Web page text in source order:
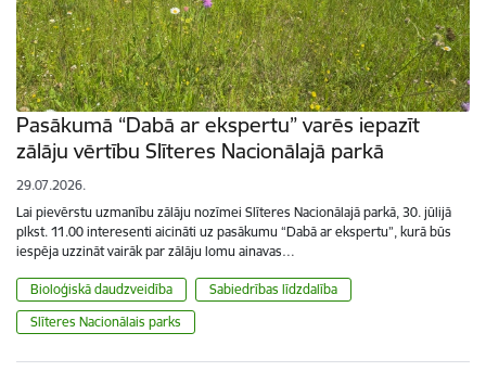
Pasākumā “Dabā ar ekspertu” varēs iepazīt
zālāju vērtību Slīteres Nacionālajā parkā
29.07.2026.
Lai pievērstu uzmanību zālāju nozīmei Slīteres Nacionālajā parkā, 30. jūlijā
plkst. 11.00 interesenti aicināti uz pasākumu “Dabā ar ekspertu”, kurā būs
iespēja uzzināt vairāk par zālāju lomu ainavas…
Bioloģiskā daudzveidība
Sabiedrības līdzdalība
Slīteres Nacionālais parks